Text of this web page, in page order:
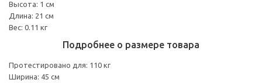
Высота: 1 см
Длина: 21 см
Вес: 0.11 кг
Подробнее о размере товара
Протестировано для: 110 кг
Ширина: 45 см